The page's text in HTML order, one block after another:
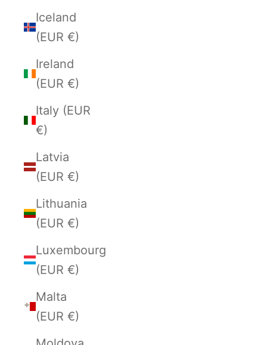
Iceland
(EUR €)
Ireland
(EUR €)
Italy (EUR
€)
Latvia
(EUR €)
Lithuania
(EUR €)
Luxembourg
(EUR €)
Malta
(EUR €)